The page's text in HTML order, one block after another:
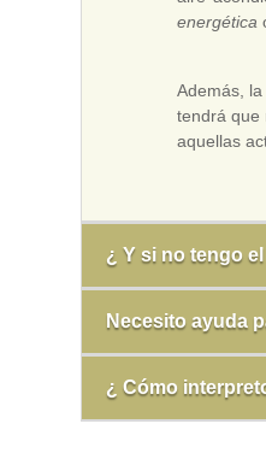
energética
Además,
tendrá que
aquellas
¿ Y si no tengo
Necesito ayuda
¿ Cómo